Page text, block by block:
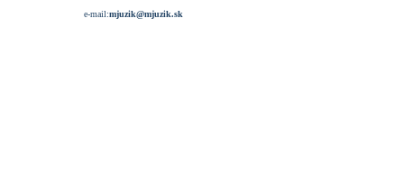
e-mail:mjuzik@mjuzik.sk